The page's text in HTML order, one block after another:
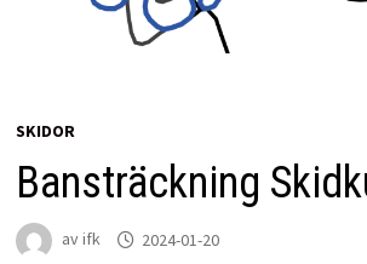
SKIDOR
Bansträckning
avifk 2024-01-20